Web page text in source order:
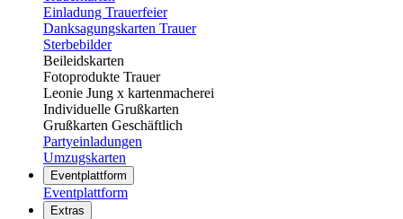
Einladung Trauerfeier
Danksagungskarten Trauer
Sterbebilder
Beileidskarten
Fotoprodukte Trauer
Leonie Jung x kartenmacherei
Individuelle Grußkarten
Grußkarten Geschäftlich
Partyeinladungen
Umzugskarten
Eventplattform
Eventplattform
Extras